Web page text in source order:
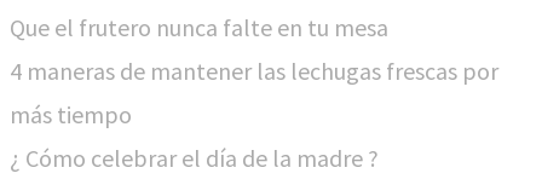
Que el frutero nunca falte en tu mesa
4 maneras de mantener las lechugas frescas por
más tiempo
¿ Cómo celebrar el día de la madre ?